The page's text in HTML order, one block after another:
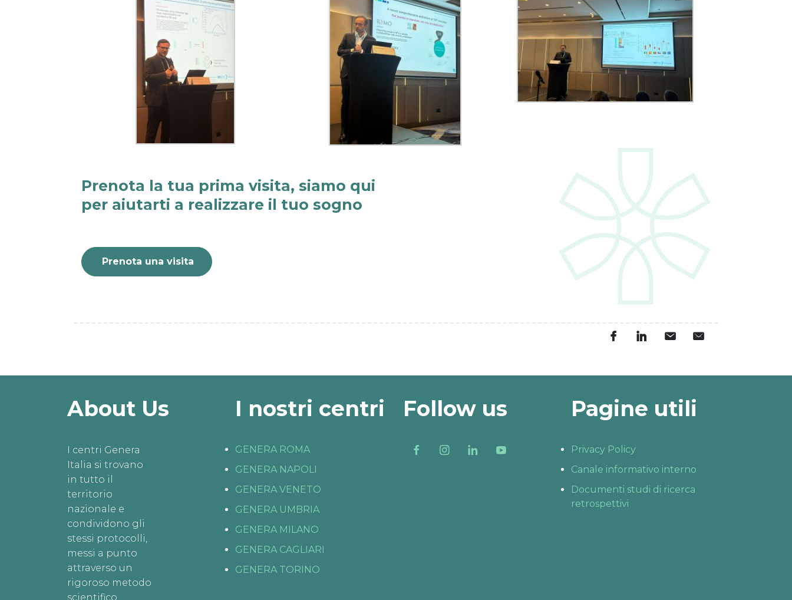
Prenota la tua prima visita, siamo qui
per aiutarti a realizzare il tuo sogno
Prenota una visita
About Us
I centri Genera
Italia si trovano
in tutto il
territorio
nazionale e
condividono gli
stessi protocolli,
messi a punto
attraverso un
rigoroso metodo
scientifico.
I nostri centri
GENERA ROMA
GENERA NAPOLI
GENERA VENETO
GENERA UMBRIA
GENERA MILANO
GENERA CAGLIARI
GENERA TORINO
Follow us Pagine utili
Privacy Policy
Canale informativo interno
Documenti studi di ricerca
retrospettivi